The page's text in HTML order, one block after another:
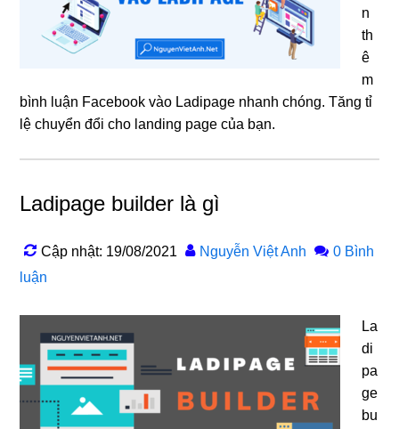
n
th
ê
m
bình luận Facebook vào Ladipage nhanh chóng. Tăng tỉ
lệ chuyển đổi cho landing page của bạn.
Ladipage builder là gì
Cập nhật: 19/08/2021 Nguyễn Việt Anh
0 Bình
luận
La
di
pa
ge
bu